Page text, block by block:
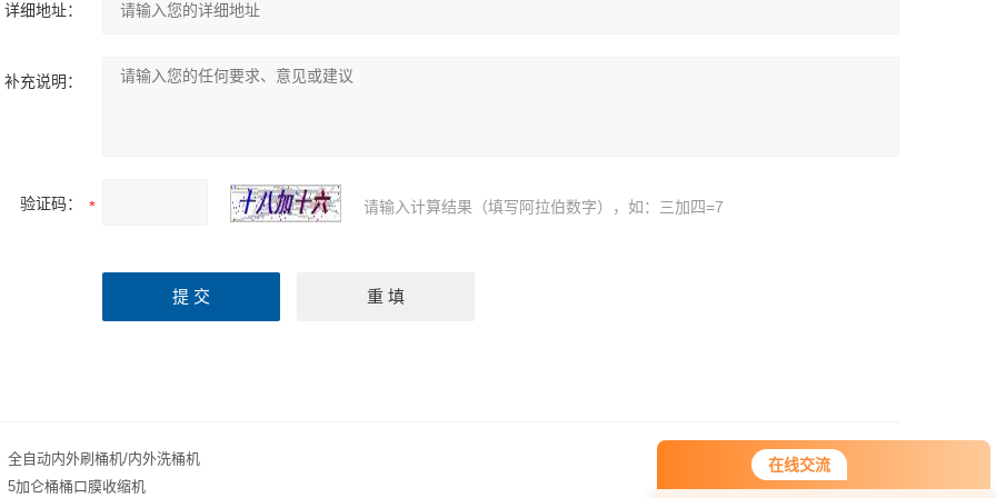
在线交流
详细地址：
补充说明：
验证码： 请输入计算结果（填写阿拉伯数字），如：三加四=7
全自动内外刷桶机/内外洗桶机
5加仑桶桶口膜收缩机